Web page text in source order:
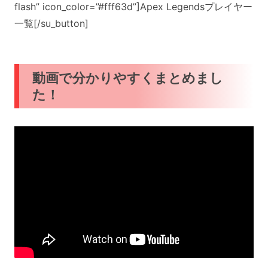
flash” icon_color=”#fff63d”]Apex Legendsプレイヤー
一覧[/su_button]
動画で分かりやすくまとめまし
た！